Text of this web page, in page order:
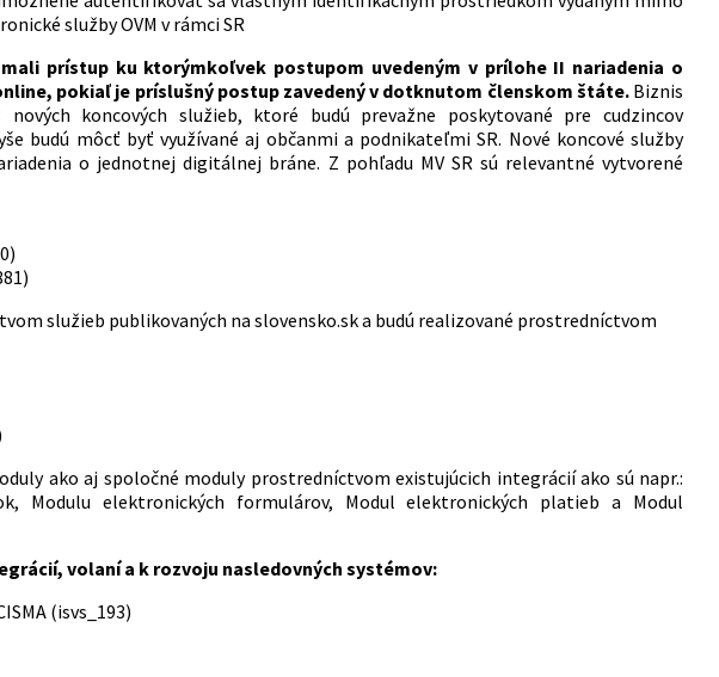
služby OVM v rámci SR
prístup ku ktorýmkoľvek postupom uvedeným v prílohe II nariadenia o
pokiaľ je príslušný postup zavedený v dotknutom členskom štáte.Biznis
koncových služieb, ktoré budú prevažne poskytované pre cudzincov
budú môcť byť využívané aj občanmi a podnikateľmi SR. Nové koncové služby
o jednotnej digitálnej bráne. Z pohľadu MV SR sú relevantné vytvorené
služieb publikovaných na slovensko.sk a budú realizované prostredníctvom
ako aj spoločné moduly prostredníctvom existujúcich integrácií ako sú napr.:
Modulu elektronických formulárov, Modul elektronických platieb a Modul
volaní a k rozvoju nasledovných systémov:
(isvs_193)